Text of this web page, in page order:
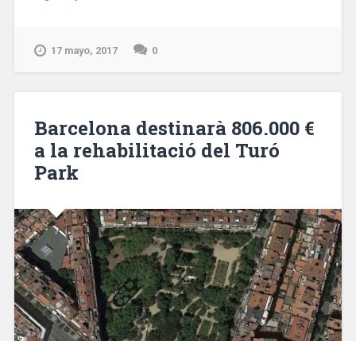
amb
de
2.198
públic»
17 mayo, 2017 0
Barcelona destinarà 806.000 €
a la rehabilitació del Turó
Park